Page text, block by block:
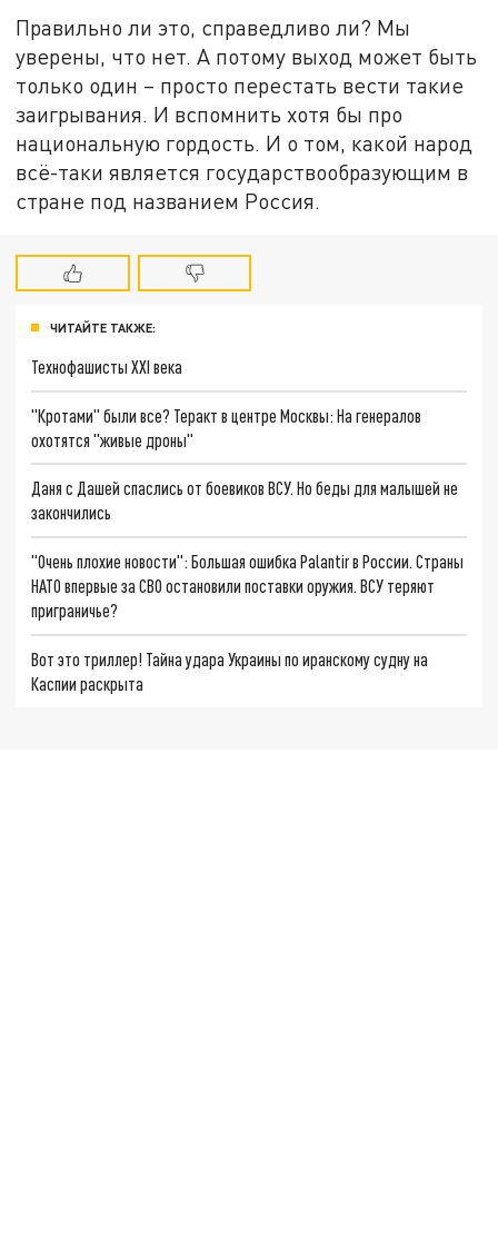
Правильно ли это, справедливо ли? Мы
уверены, что нет. А потому выход может быть
только один – просто перестать вести такие
заигрывания. И вспомнить хотя бы про
национальную гордость. И о том, какой народ
всё-таки является государствообразующим в
стране под названием Россия.
ЧИТАЙТЕ ТАКЖЕ:
Технофашисты XXI века
"Кротами" были все? Теракт в центре Москвы: На генералов
охотятся "живые дроны"
Даня с Дашей спаслись от боевиков ВСУ. Но беды для малышей не
закончились
"Очень плохие новости": Большая ошибка Palantir в России. Страны
НАТО впервые за СВО остановили поставки оружия. ВСУ теряют
приграничье?
Вот это триллер! Тайна удара Украины по иранскому судну на
Каспии раскрыта